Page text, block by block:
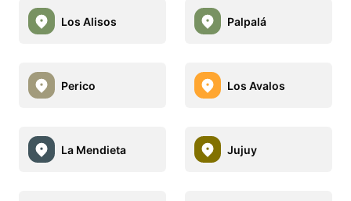
Los Alisos Palpalá
Perico Los Avalos
La Mendieta Jujuy